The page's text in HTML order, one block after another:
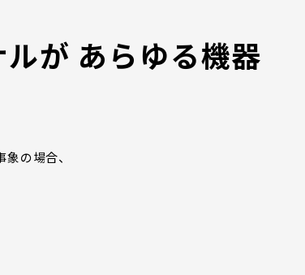
が あらゆる機器
の場合、